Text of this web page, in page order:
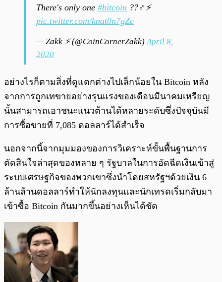
There's only one #bitcoin ??‍♂️⚡️
pic.twitter.com/knat0n7gZc
— Zakk ⚡ (@CoinCornerZakk)April 8,
2020
อย่างไรก็ตามสิ่งที่ดูแตกต่างไปเล็กน้อยใน Bitcoin หลัง
จากการถูกเทขายอย่างรุนแรงของเดือนมีนาคมเหรียญ
นั้นสามารถเอาชนะแนวต้านได้หลายระดับซึ่งปัจจุบันมี
การซื้อขายที่ 7,085 ดอลลาร์ได้สำเร็จ
นอกจากนี้จากมุมมองของการวิเคราะห์ขั้นพื้นฐานการ
ตัดสินใจล่าสุดของหลาย ๆ รัฐบาลในการอัดฉีดเงินเข้าสู่
ระบบเศรษฐกิจของพวกเขาซึ่งนำโดยสหรัฐฯด้วยเงิน 6
ล้านล้านดอลลาร์ทำให้นักลงทุนและนักเทรดเริ่มกลับมา
เข้าซื้อ Bitcoin กันมากขึ้นอย่างเห็นได้ชัด